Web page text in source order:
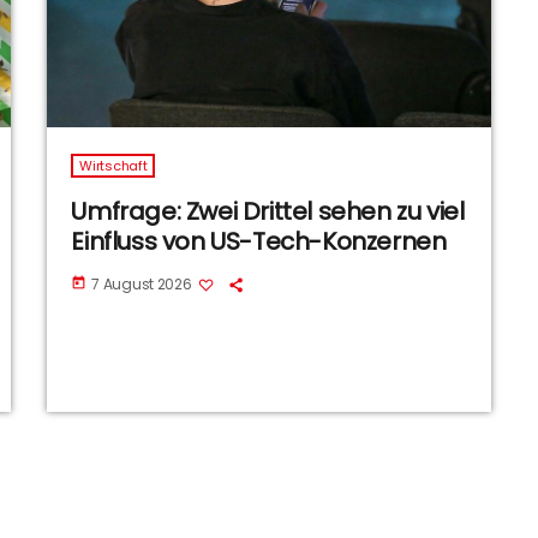
Wirtschaft
Umfrage: Zwei Drittel sehen zu viel
Einfluss von US-Tech-Konzernen
today 7 August 2026